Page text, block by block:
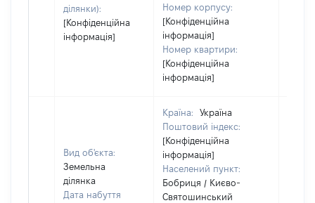
ділянки):
[Конфіденційна
інформація]
Номер корпусу:
[Конфіденційна
інформація]
Номер квартири:
[Конфіденційна
інформація]
Вид об'єкта:
Земельна
ділянка
Дата набуття
Країна:
Україна
Поштовий індекс:
[Конфіденційна
інформація]
Населений пункт:
Бобриця / Києво-
Святошинський